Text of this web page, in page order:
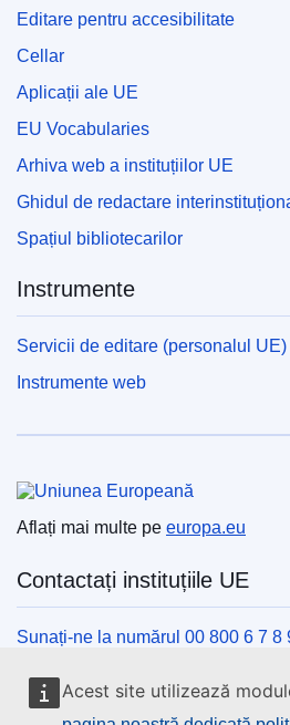
Acest site utilizează
Editare pentru accesibilitate
Cellar
Aplicații ale UE
EU Vocabularies
Arhiva web a instituțiilor UE
Ghidul de redactare
Spațiul bibliotecarilor
Instrumente
Servicii de editare (personalul UE)
Instrumente web
Aflați mai multe pe europa.eu
Contactați instituțiile UE
Sunați-ne la numărul 00 800 6 7 8
Utilizați alte opțiuni telefonice
Scrieți-ne completând formularul